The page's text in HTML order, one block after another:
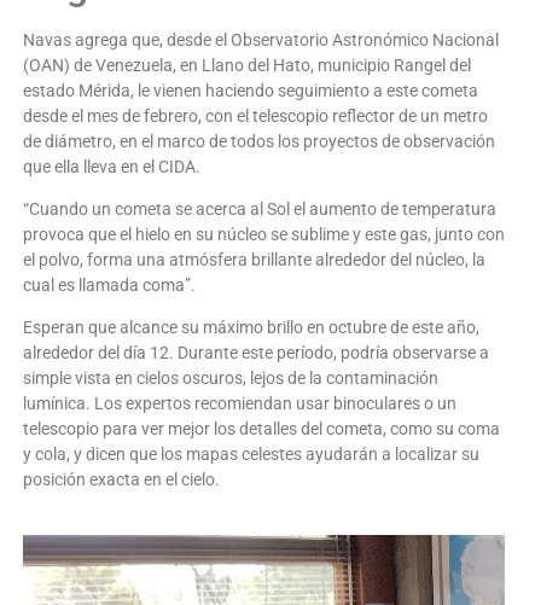
Navas agrega que, desde el Observatorio Astronómico Nacional
(OAN) de Venezuela, en Llano del Hato, municipio Rangel del
estado Mérida, le vienen haciendo seguimiento a este cometa
desde el mes de febrero, con el telescopio reflector de un metro
de diámetro, en el marco de todos los proyectos de observación
que ella lleva en el CIDA.
“Cuando un cometa se acerca al Sol el aumento de temperatura
provoca que el hielo en su núcleo se sublime y este gas, junto con
el polvo, forma una atmósfera brillante alrededor del núcleo, la
cual es llamada coma”.
Esperan que alcance su máximo brillo en octubre de este año,
alrededor del día 12. Durante este período, podría observarse a
simple vista en cielos oscuros, lejos de la contaminación
lumínica. Los expertos recomiendan usar binoculares o un
telescopio para ver mejor los detalles del cometa, como su coma
y cola, y dicen que los mapas celestes ayudarán a localizar su
posición exacta en el cielo.